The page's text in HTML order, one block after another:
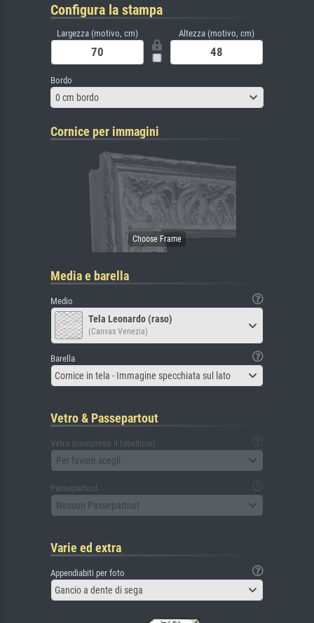
Configura la stampa
Largezza (motivo, cm) Altezza (motivo, cm)
Bordo
0 cm bordo
Cornice per immagini
Media e barella
Medio
Tela Leonardo (raso)
(Canvas Venezia)
Barella
Cornice in tela - Immagine specchiata sul lato
Vetro & Passepartout
Vetro (compreso il tabellone)
Per favore scegli
Passepartout
Nessun Passepartout
Varie ed extra
Appendiabiti per foto
Gancio a dente di sega